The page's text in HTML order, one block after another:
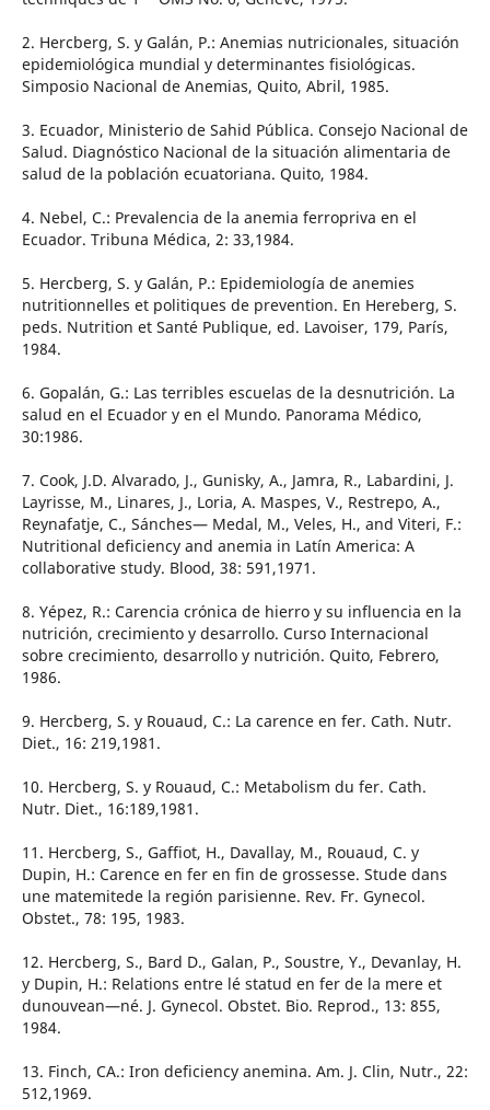
2. Hercberg, S. y Galán, P.: Anemias nutricionales, situación
epidemiológica mundial y determinantes fisiológicas.
Simposio Nacional de Anemias, Quito, Abril, 1985.
3. Ecuador, Ministerio de Sahid Pública. Consejo Nacional de
Salud. Diagnóstico Nacional de la situación alimentaria de
salud de la población ecuatoriana. Quito, 1984.
4. Nebel, C.: Prevalencia de la anemia ferropriva en el
Ecuador. Tribuna Médica, 2: 33,1984.
5. Hercberg, S. y Galán, P.: Epidemiología de anemies
nutritionnelles et politiques de prevention. En Hereberg, S.
peds. Nutrition et Santé Publique, ed. Lavoiser, 179, París,
1984.
6. Gopalán, G.: Las terribles escuelas de la desnutrición. La
salud en el Ecuador y en el Mundo. Panorama Médico,
30:1986.
7. Cook, J.D. Alvarado, J., Gunisky, A., Jamra, R., Labardini, J.
Layrisse, M., Linares, J., Loria, A. Maspes, V., Restrepo, A.,
Reynafatje, C., Sánches— Medal, M., Veles, H., and Viteri, F.:
Nutritional deficiency and anemia in Latín America: A
collaborative study. Blood, 38: 591,1971.
8. Yépez, R.: Carencia crónica de hierro y su influencia en la
nutrición, crecimiento y desarrollo. Curso Internacional
sobre crecimiento, desarrollo y nutrición. Quito, Febrero,
1986.
9. Hercberg, S. y Rouaud, C.: La carence en fer. Cath. Nutr.
Diet., 16: 219,1981.
10. Hercberg, S. y Rouaud, C.: Metabolism du fer. Cath.
Nutr. Diet., 16:189,1981.
11. Hercberg, S., Gaffiot, H., Davallay, M., Rouaud, C. y
Dupin, H.: Carence en fer en fin de grossesse. Stude dans
une matemitede la región parisienne. Rev. Fr. Gynecol.
Obstet., 78: 195, 1983.
12. Hercberg, S., Bard D., Galan, P., Soustre, Y., Devanlay, H.
y Dupin, H.: Relations entre lé statud en fer de la mere et
dunouvean—né. J. Gynecol. Obstet. Bio. Reprod., 13: 855,
1984.
13. Finch, CA.: Iron deficiency anemina. Am. J. Clin, Nutr., 22:
512,1969.